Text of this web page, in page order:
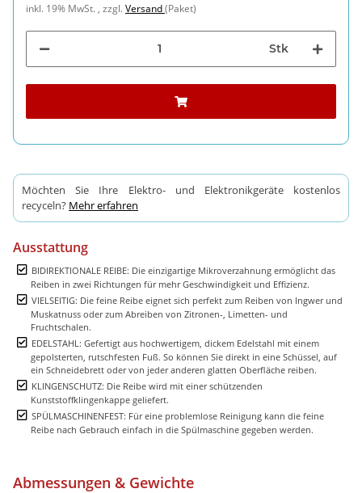
inkl. 19% MwSt. , zzgl.Versand(Paket)
Stk
Möchten Sie Ihre Elektro- und Elektronikgeräte kostenlos
recyceln? Mehr erfahren
Ausstattung
BIDIREKTIONALE REIBE: Die einzigartige Mikroverzahnung ermöglicht das
Reiben in zwei Richtungen für mehr Geschwindigkeit und Effizienz.
VIELSEITIG: Die feine Reibe eignet sich perfekt zum Reiben von Ingwer und
Muskatnuss oder zum Abreiben von Zitronen-, Limetten- und
Fruchtschalen.
EDELSTAHL: Gefertigt aus hochwertigem, dickem Edelstahl mit einem
gepolsterten, rutschfesten Fuß. So können Sie direkt in eine Schüssel, auf
ein Schneidebrett oder von jeder anderen glatten Oberfläche reiben.
KLINGENSCHUTZ: Die Reibe wird mit einer schützenden
Kunststoffklingenkappe geliefert.
SPÜLMASCHINENFEST: Für eine problemlose Reinigung kann die feine
Reibe nach Gebrauch einfach in die Spülmaschine gegeben werden.
Abmessungen & Gewichte